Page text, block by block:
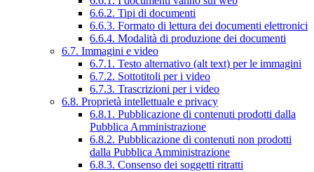
6.6.2. Tipi di documenti
6.6.3. Formato di lettura dei documenti elettronici
6.6.4. Modalità di produzione dei documenti
6.7. Immagini e video
6.7.1. Testo alternativo (alt text) per le immagini
6.7.2. Sottotitoli per i video
6.7.3. Trascrizioni per i video
6.8. Proprietà intellettuale e privacy
6.8.1. Pubblicazione di contenuti prodotti dalla
Pubblica Amministrazione
6.8.2. Pubblicazione di contenuti non prodotti
dalla Pubblica Amministrazione
6.8.3. Consenso dei soggetti ritratti